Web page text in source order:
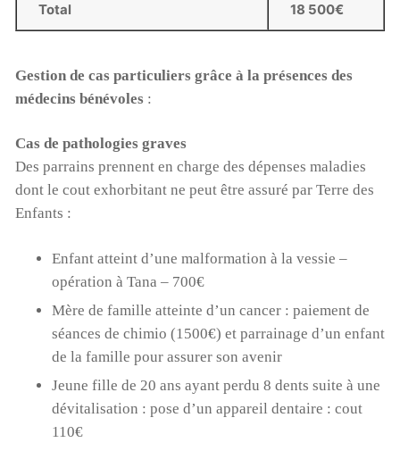
Total 18 500€
Gestion de cas particuliers grâce à la présences des
médecins bénévoles:
Cas de pathologies graves
Des parrains prennent en charge des dépenses maladies
dont le cout exhorbitant ne peut être assuré par Terre des
Enfants :
Enfant atteint d’une malformation à la vessie –
opération à Tana – 700€
Mère de famille atteinte d’un cancer : paiement de
séances de chimio (1500€) et parrainage d’un enfant
de la famille pour assurer son avenir
Jeune fille de 20 ans ayant perdu 8 dents suite à une
dévitalisation : pose d’un appareil dentaire : cout
110€